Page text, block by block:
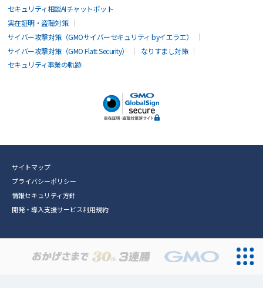
セキュリティ相談AIチャットボット
実在証明・盗聴対策
サイバー攻撃対策（GMOサイバーセキュリティ byイエラエ）
サイバー攻撃対策（GMO Flatt Security）
なりすまし対策
セキュリティ事業の軌跡
サイトマップ
プライバシーポリシー
情報セキュリティ方針
開発・導入支援サービス利用規約